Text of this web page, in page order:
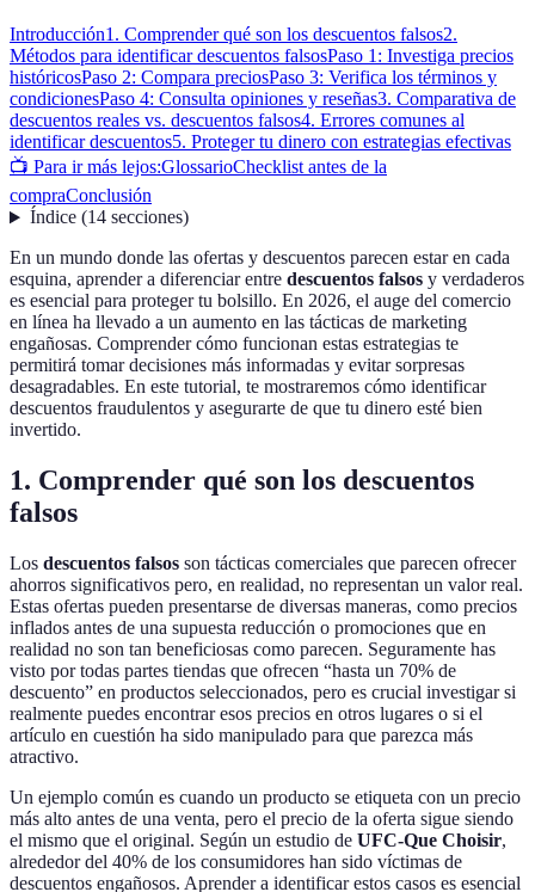
Introducción1. Comprender qué son los descuentos falsos2.
Métodos para identificar descuentos falsosPaso 1: Investiga precios
históricosPaso 2: Compara preciosPaso 3: Verifica los términos y
condicionesPaso 4: Consulta opiniones y reseñas3. Comparativa de
descuentos reales vs. descuentos falsos4. Errores comunes al
identificar descuentos5. Proteger tu dinero con estrategias efectivas
📺 Para ir más lejos:GlossarioChecklist antes de la
compraConclusión
Índice(14 secciones)
En un mundo donde las ofertas y descuentos parecen estar en cada
esquina, aprender a diferenciar entre descuentos falsos y verdaderos
es esencial para proteger tu bolsillo. En 2026, el auge del comercio
en línea ha llevado a un aumento en las tácticas de marketing
engañosas. Comprender cómo funcionan estas estrategias te
permitirá tomar decisiones más informadas y evitar sorpresas
desagradables. En este tutorial, te mostraremos cómo identificar
descuentos fraudulentos y asegurarte de que tu dinero esté bien
invertido.
1. Comprender qué son los descuentos
falsos
Los descuentos falsos son tácticas comerciales que parecen ofrecer
ahorros significativos pero, en realidad, no representan un valor real.
Estas ofertas pueden presentarse de diversas maneras, como precios
inflados antes de una supuesta reducción o promociones que en
realidad no son tan beneficiosas como parecen. Seguramente has
visto por todas partes tiendas que ofrecen “hasta un 70% de
descuento” en productos seleccionados, pero es crucial investigar si
realmente puedes encontrar esos precios en otros lugares o si el
artículo en cuestión ha sido manipulado para que parezca más
atractivo.
Un ejemplo común es cuando un producto se etiqueta con un precio
más alto antes de una venta, pero el precio de la oferta sigue siendo
el mismo que el original. Según un estudio de UFC-Que Choisir,
alrededor del 40% de los consumidores han sido víctimas de
descuentos engañosos. Aprender a identificar estos casos es esencial